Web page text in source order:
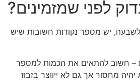
לפני שמזמינים?
לשבעה, יש מספר נקודות חשובות שיש
– חשוב להתאים את הכמות למספר
מחסור אך גם לא ייווצר בזבוז